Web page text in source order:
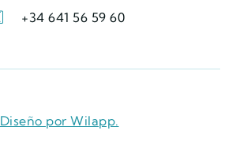
+34 641 56 59 60
Diseño por Wilapp.